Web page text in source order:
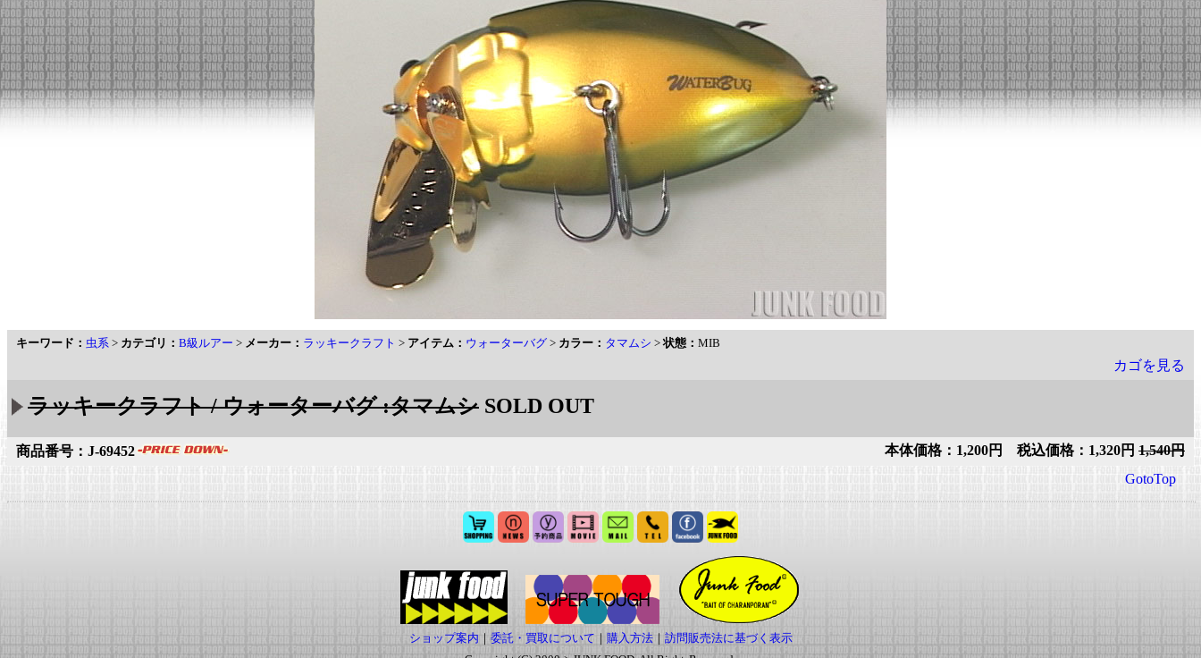
キーワード： 虫系 > カテゴリ： B級ルアー > メーカー： ラッキークラフト > アイテム： ウォーターバグ > カラー： タマムシ >状態： MIB
カゴを見る
ラッキークラフト / ウォーターバグ :タマムシ SOLD OUT
商品番号：J-69452 本体価格：1,200円 税込価格：1,320円 1,540円
GotoTop
ショップ案内 ｜ 委託・買取について ｜ 購入方法｜ 訪問販売法に基づく表示